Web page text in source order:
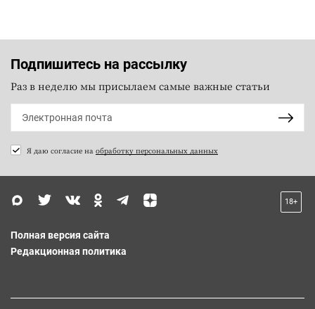
Подпишитесь на рассылку
Раз в неделю мы присылаем самые важные статьи
Я даю согласие на обработку персональных данных
18+
Полная версия сайта
Редакционная политика